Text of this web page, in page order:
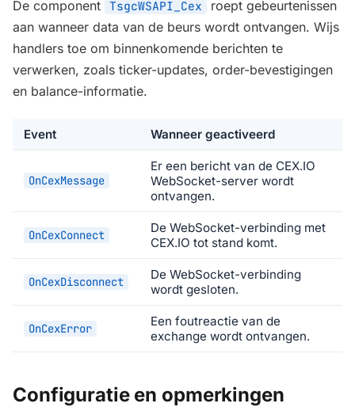
De component TsgcWSAPI_Cex
roept gebeurtenissen
aan wanneer data van de beurs wordt ontvangen. Wijs
handlers toe om binnenkomende berichten te
verwerken, zoals ticker-updates, order-bevestigingen
en balance-informatie.
Event Wanneer geactiveerd
OnCexMessage
Er een bericht van de CEX.IO
WebSocket-server wordt
ontvangen.
OnCexConnect
De WebSocket-verbinding met
CEX.IO tot stand komt.
OnCexDisconnect
De WebSocket-verbinding
wordt gesloten.
OnCexError
Een foutreactie van de
exchange wordt ontvangen.
Configuratie en opmerkingen